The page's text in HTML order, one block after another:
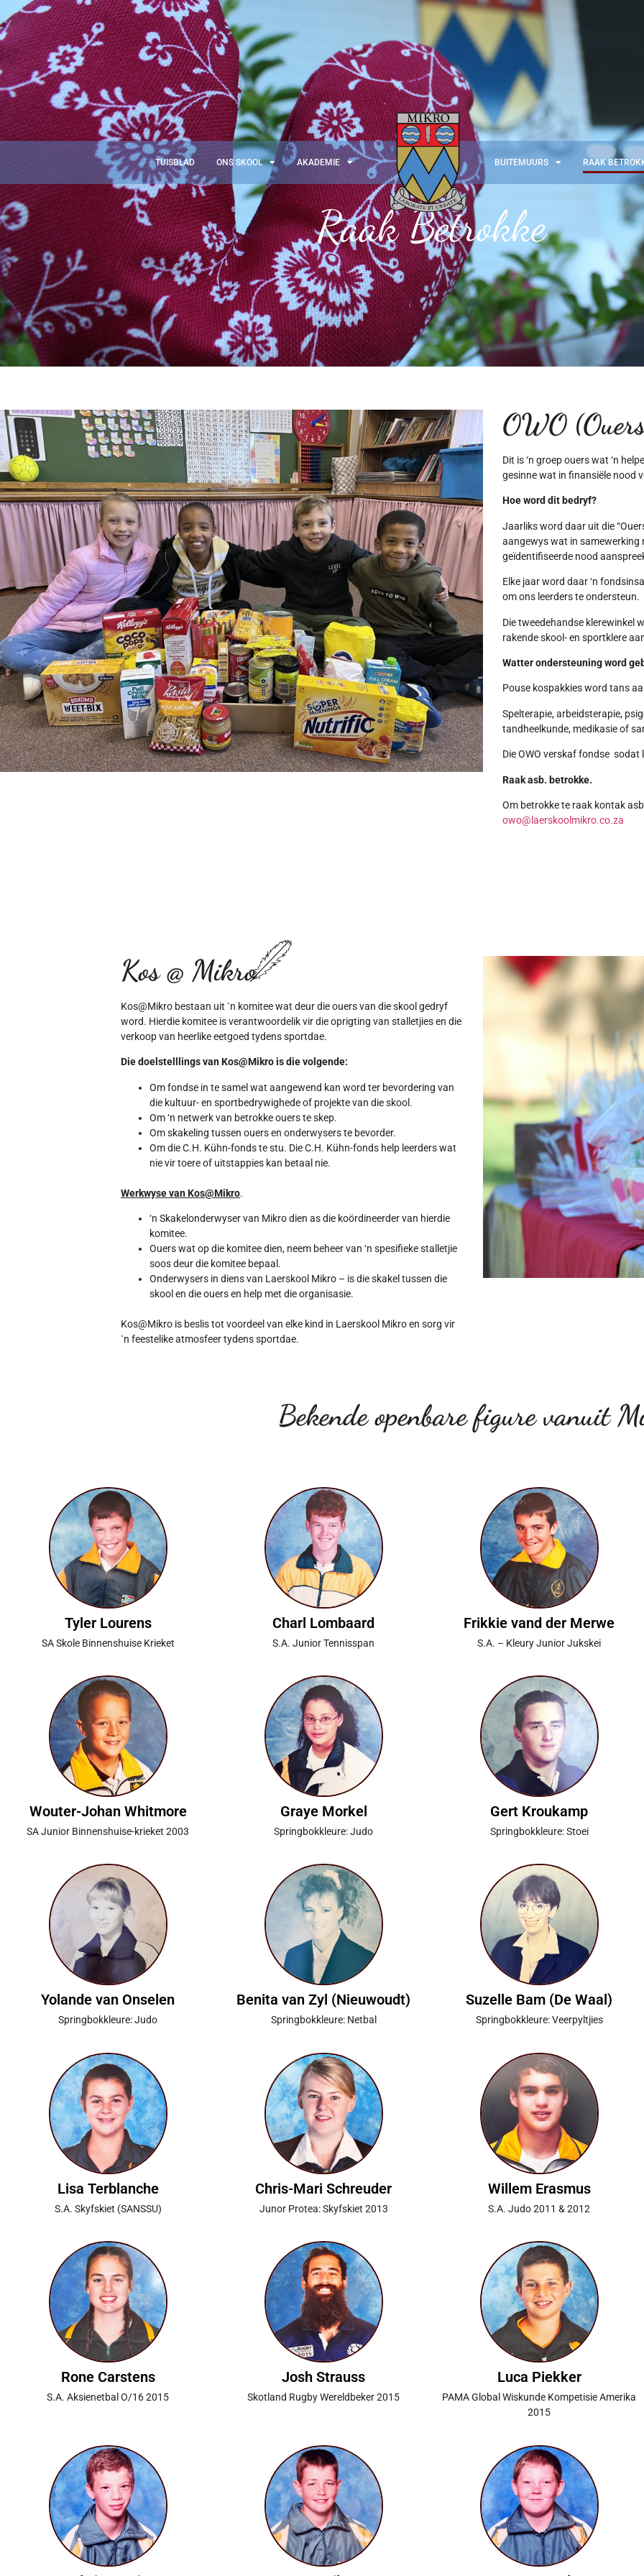
TUISBLAD ONS SKOOL AKADEMIE BUITEMUURS RAAK
Raak Betrokke
OWO
Dit is ‘n groep ouers wat ‘n
gesinne wat in finansiële nood
Hoe word dit bedryf?
Jaarliks word daar uit die
aangewys wat in samewerking
geïdentifiseerde nood
Elke jaar word daar ‘n
om ons leerders te ondersteun.
Die tweedehandse klerewinkel
rakende skool- en sportklere
Watter ondersteuning word
Pouse kospakkies word tans
Spelterapie, arbeidsterapie,
tandheelkunde, medikasie of
Die OWO verskaf fondse
Raak asb. betrokke.
Om betrokke te raak kontak
owo@laerskoolmikro.co.za
Kos @ Mikro
Kos@Mikro bestaan uit `n komitee wat deur die ouers van die skool gedryf
word. Hierdie komitee is verantwoordelik vir die oprigting van stalletjies en die
verkoop van heerlike eetgoed tydens sportdae.
Die doelstelllings van Kos@Mikro is die volgende:
Om fondse in te samel wat aangewend kan word ter bevordering van
die kultuur- en sportbedrywighede of projekte van die skool.
Om ‘n netwerk van betrokke ouers te skep.
Om skakeling tussen ouers en onderwysers te bevorder.
Om die C.H. Kühn-fonds te stu. Die C.H. Kühn-fonds help leerders wat
nie vir toere of uitstappies kan betaal nie.
Werkwyse van Kos@Mikro.
‘n Skakelonderwyser van Mikro dien as die koördineerder van hierdie
komitee.
Ouers wat op die komitee dien, neem beheer van ‘n spesifieke stalletjie
soos deur die komitee bepaal.
Onderwysers in diens van Laerskool Mikro – is die skakel tussen die
skool en die ouers en help met die organisasie.
Kos@Mikro is beslis tot voordeel van elke kind in Laerskool Mikro en sorg vir
`n feestelike atmosfeer tydens sportdae.
Bekende openbare figure vanuit
Tyler Lourens
SA Skole Binnenshuise Krieket
Charl Lombaard
S.A. Junior Tennisspan
Frikkie vand der Merwe
S.A. – Kleury Junior Jukskei
Wouter-Johan Whitmore
SA Junior Binnenshuise-krieket 2003
Graye Morkel
Springbokkleure: Judo
Gert Kroukamp
Springbokkleure: Stoei
Yolande van Onselen
Springbokkleure: Judo
Benita van Zyl (Nieuwoudt)
Springbokkleure: Netbal
Suzelle Bam (De Waal)
Springbokkleure: Veerpyltjies
Lisa Terblanche
S.A. Skyfskiet (SANSSU)
Chris-Mari Schreuder
Junor Protea: Skyfskiet 2013
Willem Erasmus
S.A. Judo 2011 & 2012
Rone Carstens
S.A. Aksienetbal O/16 2015
Josh Strauss
Skotland Rugby Wereldbeker 2015
Luca Piekker
PAMA Global Wiskunde Kompetisie Amerika
2015